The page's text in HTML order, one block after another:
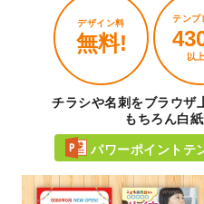
デザイン料
無料!
テンプ
以
チラシや名刺をブラウザ
もちろん白
パワーポイントテ